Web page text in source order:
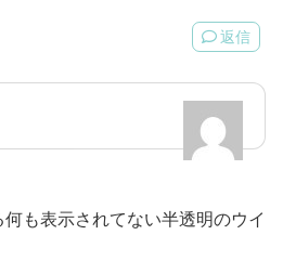
返信
も表示されてない半透明のウイ